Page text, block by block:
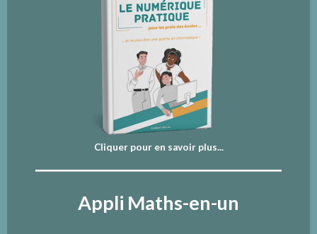
Cliquer pour en savoir plus...
Appli Maths-en-un